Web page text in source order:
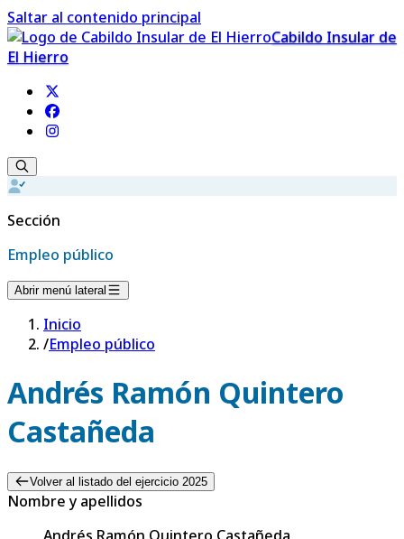
Saltar al contenido principal
Cabildo Insular de
El Hierro
Sección
Empleo público
Abrir menú lateral
Inicio
/Empleo público
Andrés Ramón Quintero
Castañeda
Volver al listado del ejercicio 2025
Nombre y apellidos